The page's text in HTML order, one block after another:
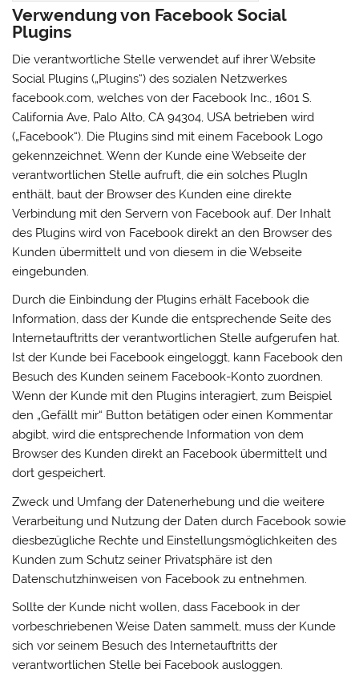
Verwendung von Facebook Social
Plugins
Die verantwortliche Stelle verwendet auf ihrer Website
Social Plugins („Plugins“) des sozialen Netzwerkes
facebook.com, welches von der Facebook Inc., 1601 S.
California Ave, Palo Alto, CA 94304, USA betrieben wird
(„Facebook“). Die Plugins sind mit einem Facebook Logo
gekennzeichnet. Wenn der Kunde eine Webseite der
verantwortlichen Stelle aufruft, die ein solches PlugIn
enthält, baut der Browser des Kunden eine direkte
Verbindung mit den Servern von Facebook auf. Der Inhalt
des Plugins wird von Facebook direkt an den Browser des
Kunden übermittelt und von diesem in die Webseite
eingebunden.
Durch die Einbindung der Plugins erhält Facebook die
Information, dass der Kunde die entsprechende Seite des
Internetauftritts der verantwortlichen Stelle aufgerufen hat.
Ist der Kunde bei Facebook eingeloggt, kann Facebook den
Besuch des Kunden seinem Facebook-Konto zuordnen.
Wenn der Kunde mit den Plugins interagiert, zum Beispiel
den „Gefällt mir“ Button betätigen oder einen Kommentar
abgibt, wird die entsprechende Information von dem
Browser des Kunden direkt an Facebook übermittelt und
dort gespeichert.
Zweck und Umfang der Datenerhebung und die weitere
Verarbeitung und Nutzung der Daten durch Facebook sowie
diesbezügliche Rechte und Einstellungsmöglichkeiten des
Kunden zum Schutz seiner Privatsphäre ist den
Datenschutzhinweisen von Facebook zu entnehmen.
Sollte der Kunde nicht wollen, dass Facebook in der
vorbeschriebenen Weise Daten sammelt, muss der Kunde
sich vor seinem Besuch des Internetauftritts der
verantwortlichen Stelle bei Facebook ausloggen.